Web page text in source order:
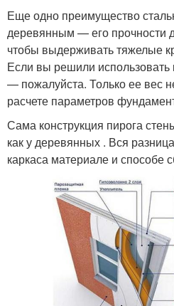
Еще одно преимущество
деревянным — его прочности
чтобы выдерживать тяжелые
Если вы решили
— пожалуйста. Только ее вес
расчете параметров
Сама конструкция пирога
как у деревянных . Вся
каркаса материале и способе